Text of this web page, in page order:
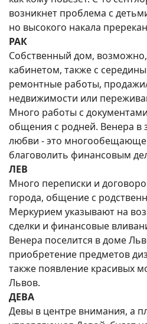
возникнет проблема с
но высокого накала
РАК
Собственный дом,
кабинетом, также с
ремонтные работы,
недвижимости или
Много работы с
общения с родней. Венера в
любви - это
благоволить финансовым
ЛЕВ
Много переписки и
города, общение с
Меркурием указывают на
сделки и финансовые
Венера поселится в доме
приобретение предметов
также появление красивых
Львов.
ДЕВА
Девы в центре внимания, а